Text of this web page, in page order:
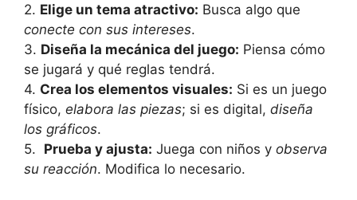
2. Elige un tema​ atractivo: Busca algo que
conecte con‌ sus intereses.
3. Diseña ⁤la mecánica del juego: Piensa ​cómo
se jugará y‌ qué reglas tendrá.
4. Crea los elementos visuales: Si es un juego
físico,‍ elabora las ‌piezas; si es⁢ digital, diseña
⁣los gráficos.
5. ‍ Prueba y ajusta: Juega con⁣ niños‌ y​ observa
su​ reacción. Modifica lo necesario.